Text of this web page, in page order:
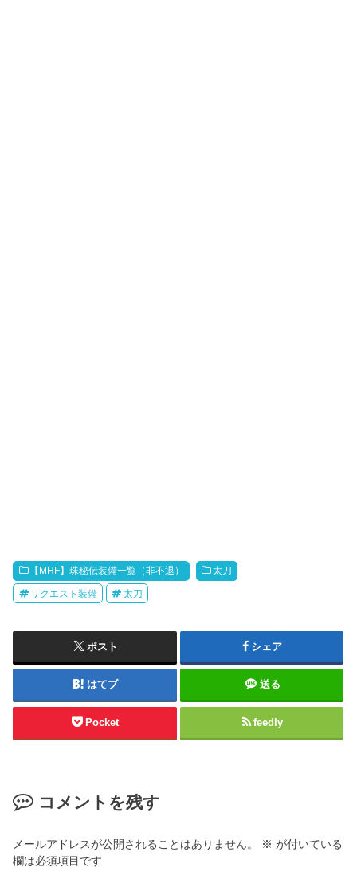
【MHF】珠秘伝装備一覧（非不退） 太刀
リクエスト装備 太刀
ポスト シェア
はてブ 送る
Pocket feedly
コメントを残す
メールアドレスが公開されることはありません。 ※ が付いている
欄は必須項目です